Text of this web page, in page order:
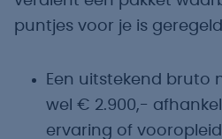
puntjes voor je is
Een uitstekend bruto
wel € 2.900,-
ervaring of